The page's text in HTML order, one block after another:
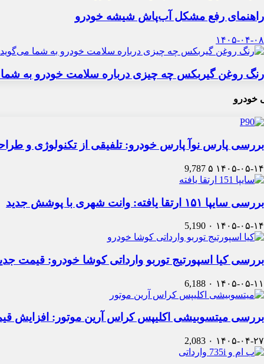
راهنمای رفع مشکل آب‌پاش شیشه خودرو
۱۴۰۵-۰۴-۰۸
رنگ روغن گیربکس چه چیزی درباره سلامت خودرو به
خودرو
بررسی پارس نوآ پارس خودرو: تلفیقی از تکنولوژی و
۱۴۰۵-۰۵-۱۴ ۵ 9,787
بررسی سایپا ۱۵۱ ارتقا یافته: وانت شهری با پوشش جدید
۱۴۰۵-۰۵-۱۴ ۰ 5,190
بررسی کیا اسپورتیج توربو وارداتی کوشا خودرو: قیمت
۱۴۰۵-۰۵-۱۱ ۰ 6,188
بررسی میتسوبیشی اکلیپس کراس آرین موتور: افزایش
۱۴۰۵-۰۴-۲۷ ۰ 2,083